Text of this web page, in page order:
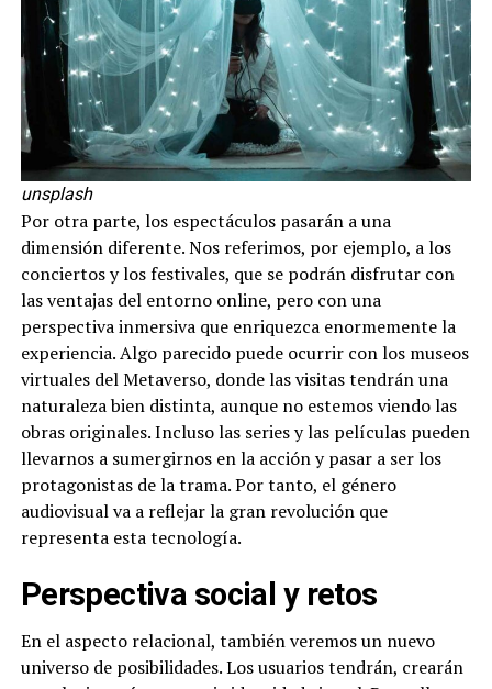
unsplash
Por otra parte, los espectáculos pasarán a una
dimensión diferente. Nos referimos, por ejemplo, a los
conciertos y los festivales, que se podrán disfrutar con
las ventajas del entorno online, pero con una
perspectiva inmersiva que enriquezca enormemente la
experiencia. Algo parecido puede ocurrir con los museos
virtuales del Metaverso, donde las visitas tendrán una
naturaleza bien distinta, aunque no estemos viendo las
obras originales. Incluso las series y las películas pueden
llevarnos a sumergirnos en la acción y pasar a ser los
protagonistas de la trama. Por tanto, el género
audiovisual va a reflejar la gran revolución que
representa esta tecnología.
Perspectiva social y retos
En el aspecto relacional, también veremos un nuevo
universo de posibilidades. Los usuarios tendrán, crearán